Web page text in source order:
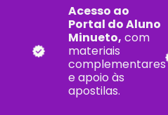
Acesso ao
Portal do Aluno
Minueto, com
materiais
complementares
e apoio às
apostilas.